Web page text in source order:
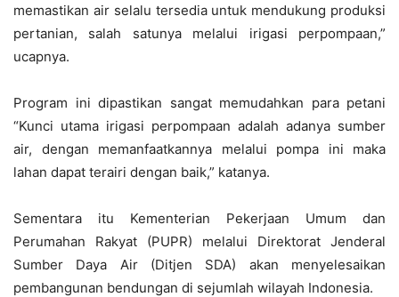
memastikan air selalu tersedia untuk mendukung produksi
pertanian, salah satunya melalui irigasi perpompaan,”
ucapnya.
Program ini dipastikan sangat memudahkan para petani
“Kunci utama irigasi perpompaan adalah adanya sumber
air, dengan memanfaatkannya melalui pompa ini maka
lahan dapat terairi dengan baik,” katanya.
Sementara itu Kementerian Pekerjaan Umum dan
Perumahan Rakyat (PUPR) melalui Direktorat Jenderal
Sumber Daya Air (Ditjen SDA) akan menyelesaikan
pembangunan bendungan di sejumlah wilayah Indonesia.